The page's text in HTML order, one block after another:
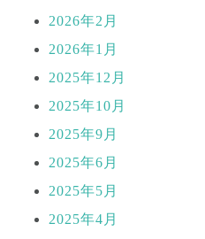
2026年2月
2026年1月
2025年12月
2025年10月
2025年9月
2025年6月
2025年5月
2025年4月